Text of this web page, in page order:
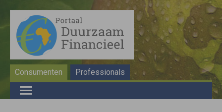
Consumenten Professionals